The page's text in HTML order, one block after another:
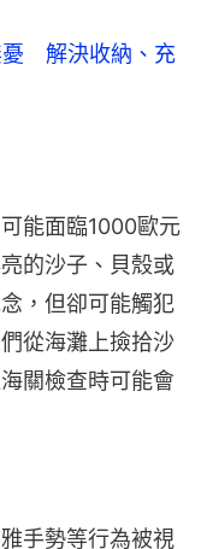
憂 解決收納、充
能面臨1000歐元
的沙子、貝殼或
，但卻可能觸犯
從海灘上撿拾沙
關檢查時可能會
手勢等行為被視